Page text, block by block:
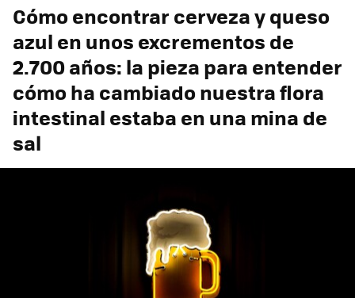
Cómo encontrar cerveza y queso
azul en unos excrementos de
2.700 años: la pieza para entender
cómo ha cambiado nuestra flora
intestinal estaba en una mina de
sal